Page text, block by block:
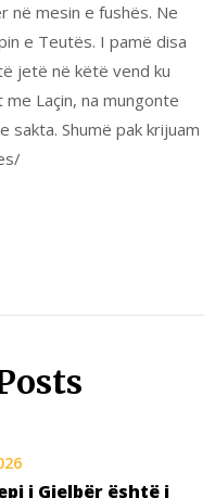
në mesin e fushës. Ne
e Teutës. I pamë disa
jetë në këtë vend ku
Laçin, na mungonte
Shumë pak krijuam
i Gjelbër është i